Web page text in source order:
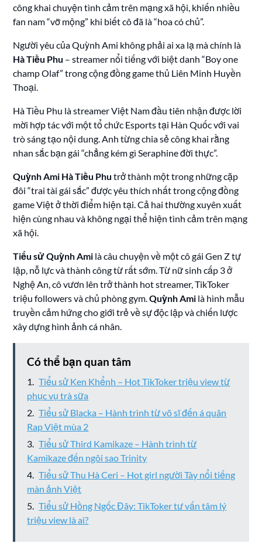
công khai chuyện tình cảm trên mạng xã hội, khiến nhiều
fan nam “vỡ mộng” khi biết cô đã là “hoa có chủ”.
Người yêu của Quỳnh Ami không phải ai xa lạ mà chính là
Hà Tiều Phu – streamer nổi tiếng với biệt danh “Boy one
champ Olaf” trong cộng đồng game thủ Liên Minh Huyền
Thoại.
Hà Tiều Phu là streamer Việt Nam đầu tiên nhận được lời
mời hợp tác với một tổ chức Esports tại Hàn Quốc với vai
trò sáng tạo nội dung. Anh từng chia sẻ công khai rằng
nhan sắc bạn gái “chẳng kém gì Seraphine đời thực”.
Quỳnh Ami Hà Tiều Phu trở thành một trong những cặp
đôi “trai tài gái sắc” được yêu thích nhất trong cộng đồng
game Việt ở thời điểm hiện tại. Cả hai thường xuyên xuất
hiện cùng nhau và không ngại thể hiện tình cảm trên mạng
xã hội.
Tiểu sử Quỳnh Ami là câu chuyện về một cô gái Gen Z tự
lập, nỗ lực và thành công từ rất sớm. Từ nữ sinh cấp 3 ở
Nghệ An, cô vươn lên trở thành hot streamer, TikToker
triệu followers và chủ phòng gym.Quỳnh Ami là hình mẫu
truyền cảm hứng cho giới trẻ về sự độc lập và chiến lược
xây dựng hình ảnh cá nhân.
Có thể bạn quan tâm
Tiểu sử Ken Khểnh – Hot TikToker triệu view từ
phục vụ trà sữa
Tiểu sử Blacka – Hành trình từ võ sĩ đến á quân
Rap Việt mùa 2
Tiểu sử Third Kamikaze – Hành trình từ
Kamikaze đến ngôi sao Trinity
Tiểu sử Thu Hà Ceri – Hot girl người Tày nổi tiếng
màn ảnh Việt
Tiểu sử Hồng Ngốc Đây: TikToker tư vấn tâm lý
triệu view là ai?